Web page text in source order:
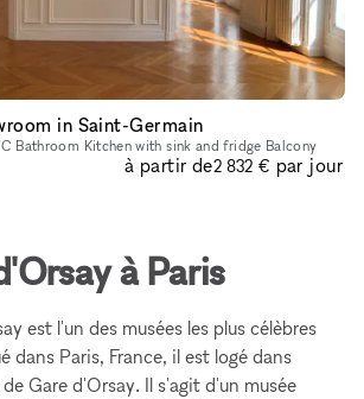
in Saint-Germain
Bathroom Kitchen with sink and fridge Balcony
à partir de2 832 € par jour
à Paris
est l'un des musées les plus célèbres
dans Paris, France, il est logé dans
Gare d'Orsay. Il s'agit d'un musée